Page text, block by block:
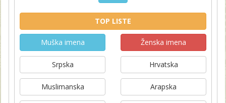
TOP LISTE
Muška imena Ženska imena
Srpska Hrvatska
Muslimanska Arapska